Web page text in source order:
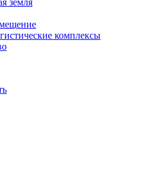
земля
комплексы